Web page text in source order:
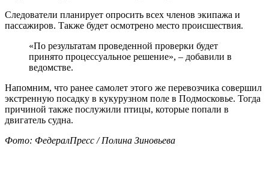
Следователи планирует опросить всех членов экипажа и
пассажиров. Также будет осмотрено место происшествия.
«По результатам проведенной проверки будет
принято процессуальное решение», – добавили в
ведомстве.
Напомним, что ранее самолет этого же перевозчика совершил
экстренную посадку в кукурузном поле в Подмосковье. Тогда
причиной также послужили птицы, которые попали в
двигатель судна.
Фото: ФедералПресс / Полина Зиновьева